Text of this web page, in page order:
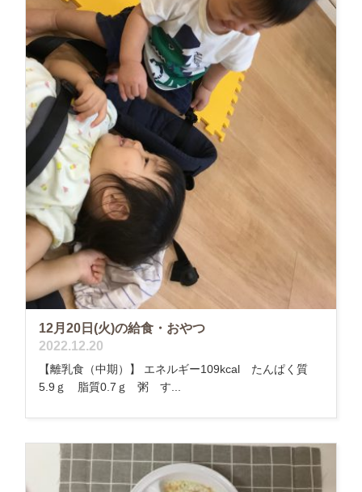
12月20日(火)の給食・おやつ
2022.12.20
【離乳食（中期）】 エネルギー109kcal たんぱく質
5.9ｇ 脂質0.7ｇ 粥 す...